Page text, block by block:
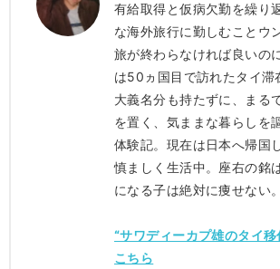
有給取得と仮病欠勤を繰り
な海外旅行に勤しむことウ
旅が終わらなければ良いの
は50ヵ国目で訪れたタイ滞
大義名分も持たずに、まる
を置く、気ままな暮らしを
体験記。現在は日本へ帰国
慎ましく生活中。座右の銘
になる子は絶対に痩せない。
“サワディーカプ雄のタイ
こちら